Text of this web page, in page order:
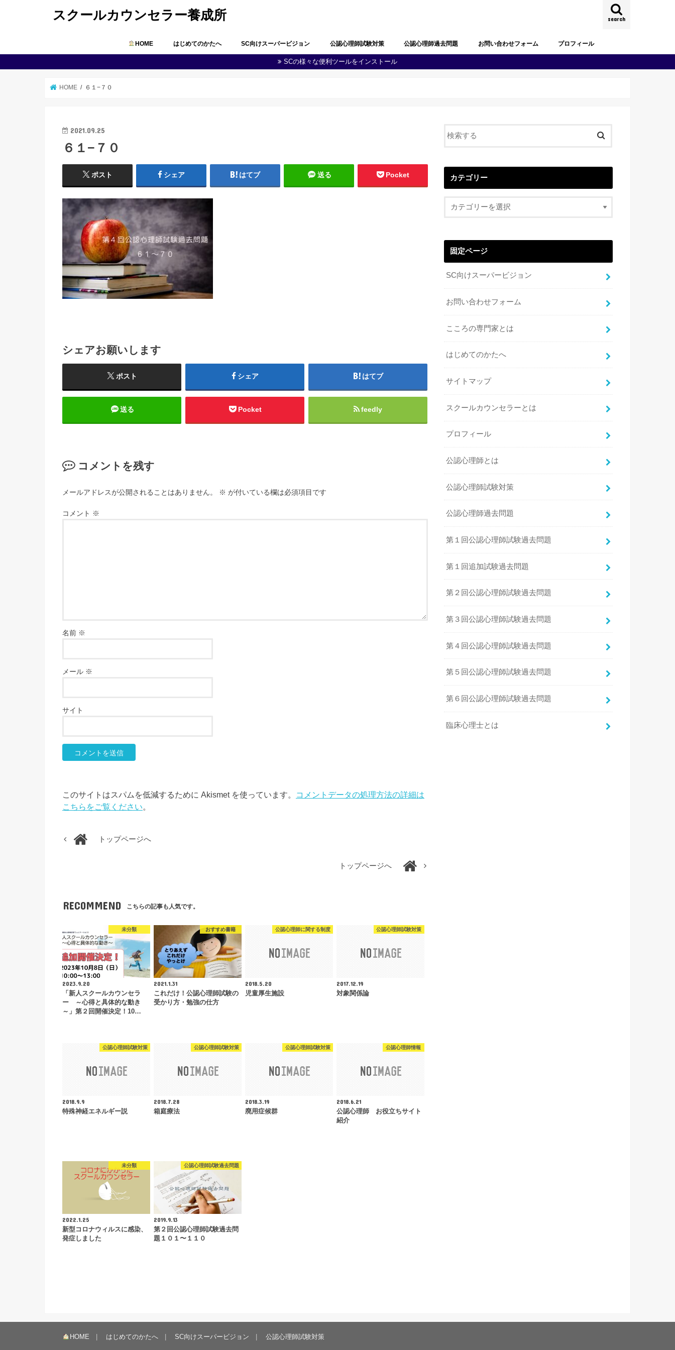
スクールカウンセラー養成所 search
HOME はじめてのかたへ SC向けスーパービジョン 公認心理師試験対策
公認心理師としての職責の自覚
問題解決能力と生涯学習
多職種連携・地域連携
心理学・臨床心理学の全体像
心理学における研究
心理学に関する実験
知覚及び認知
学習及び言語
感情及び人格
脳・神経の働き
社会及び集団に関する心理学
発達
障害者(児)の心理学
心理状態の観察及び結果の分析
心理に関する支援
健康・医療に関する心理学
福祉に関する心理学
教育に関する心理学
司法・犯罪に関する心理学
産業・組織に関する心理学
人体の構造と機能及び疾病
精神疾患とその治療
公認心理師に関する制度
その他（心の健康教育に関する事項
公認心理師過去問題 お問い合わせフォーム プロフィール
SCの様々な便利ツールをインストール
HOME ６１−７０
2021.09.25
６１−７０
ポスト シェア はてブ 送る Pocket
シェアお願いします
ポスト シェア はてブ
送る Pocket feedly
コメントを残す
メールアドレスが公開されることはありません。 ※ が付いている欄は必須項目です
コメント ※
名前 ※
メール ※
サイト
このサイトはスパムを低減するために Akismet を使っています。
コメントデータの処理方法の詳細は
こちらをご覧ください。
トップページへ
トップページへ
RECOMMEND こちらの記事も人気です。
未分類
2023.9.20
「新人スクールカウンセラ
ー ～心得と具体的な動き
～」第２回開催決定！10…
おすすめ書籍
2021.1.31
これだけ！公認心理師試験の
受かり方・勉強の仕方
公認心理師に関する制度
2018.5.20
児童厚生施設
公認心理師試験対策
2017.12.19
対象関係論
公認心理師試験対策
2018.9.9
特殊神経エネルギー説
公認心理師試験対策
2018.7.28
箱庭療法
公認心理師試験対策
2018.3.19
廃用症候群
公認心理師情報
2018.6.21
公認心理師 お役立ちサイト
紹介
未分類
2022.1.25
新型コロナウィルスに感染、
発症しました
公認心理師試験過去問題
2019.9.13
第２回公認心理師試験過去問
題１０１〜１１０
カテゴリー
固定ページ
SC向けスーパービジョン
お問い合わせフォーム
こころの専門家とは
はじめてのかたへ
サイトマップ
スクールカウンセラーとは
プロフィール
公認心理師とは
公認心理師試験対策
公認心理師過去問題
第１回公認心理師試験過去問題
第１回追加試験過去問題
第２回公認心理師試験過去問題
第３回公認心理師試験過去問題
第４回公認心理師試験過去問題
第５回公認心理師試験過去問題
第６回公認心理師試験過去問題
臨床心理士とは
HOME はじめてのかたへ SC向けスーパービジョン 公認心理師試験対策